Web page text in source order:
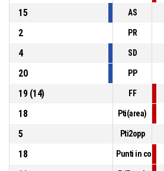
15
AS
2
PR
4
SD
20
PP
19(14) FF
18
Pti(area)
5
Pti2opp
18
Punti in